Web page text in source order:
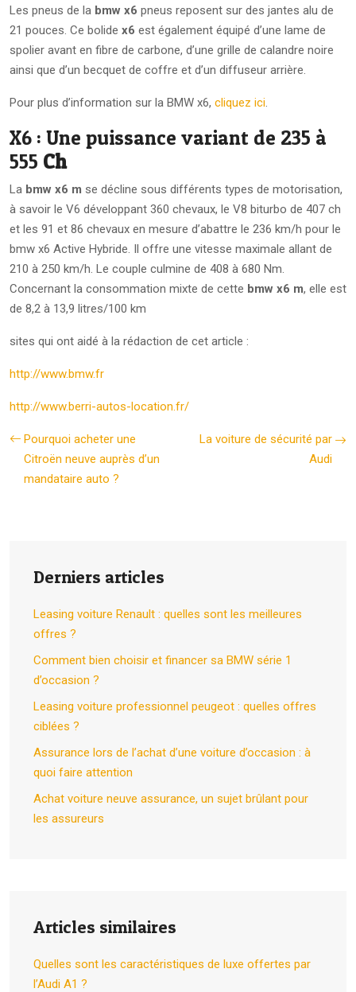
Les pneus de la bmw x6 pneus reposent sur des jantes alu de
21 pouces. Ce bolide x6 est également équipé d’une lame de
spolier avant en fibre de carbone, d’une grille de calandre noire
ainsi que d’un becquet de coffre et d’un diffuseur arrière.
Pour plus d’information sur la BMW x6, cliquez ici.
X6 : Une puissance variant de 235 à
555 Ch
La bmw x6 m se décline sous différents types de motorisation,
à savoir le V6 développant 360 chevaux, le V8 biturbo de 407 ch
et les 91 et 86 chevaux en mesure d’abattre le 236 km/h pour le
bmw x6 Active Hybride. Il offre une vitesse maximale allant de
210 à 250 km/h. Le couple culmine de 408 à 680 Nm.
Concernant la consommation mixte de cette bmw x6 m, elle est
de 8,2 à 13,9 litres/100 km
sites qui ont aidé à la rédaction de cet article :
http://www.bmw.fr
http://www.berri-autos-location.fr/
Pourquoi acheter une
Citroën neuve auprès d’un
mandataire auto ?
La voiture de sécurité par
Audi
Derniers articles
Leasing voiture Renault : quelles sont les meilleures
offres ?
Comment bien choisir et financer sa BMW série 1
d’occasion ?
Leasing voiture professionnel peugeot : quelles offres
ciblées ?
Assurance lors de l’achat d’une voiture d’occasion : à
quoi faire attention
Achat voiture neuve assurance, un sujet brûlant pour
les assureurs
Articles similaires
Quelles sont les caractéristiques de luxe offertes par
l’Audi A1 ?